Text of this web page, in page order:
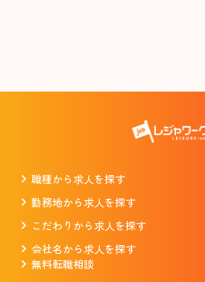
職種から求人を探す
勤務地から求人を探す
こだわりから求人を探す
会社名から求人を探す
無料転職相談